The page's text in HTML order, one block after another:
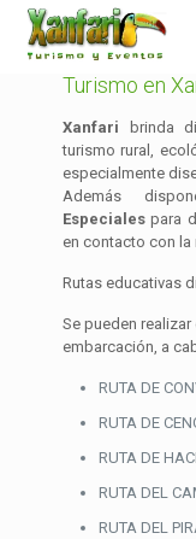
Turismo en
Xanfari brinda
turismo rural,
especialmente
Además
Especialespara
en contacto con la
Rutas educativas
Se pueden
embarcación, a
RUTA DE
RUTA DE
RUTA DE
RUTA DEL
RUTA DEL